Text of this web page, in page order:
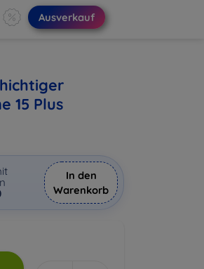
Ausverkauf
15 Plus
In den
Warenkorb